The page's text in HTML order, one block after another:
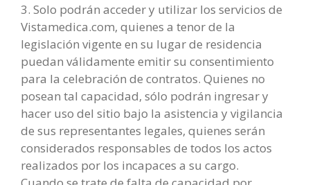
3. Solo podrán acceder y utilizar los servicios de
Vistamedica.com, quienes a tenor de la
legislación vigente en su lugar de residencia
puedan válidamente emitir su consentimiento
para la celebración de contratos. Quienes no
posean tal capacidad, sólo podrán ingresar y
hacer uso del sitio bajo la asistencia y vigilancia
de sus representantes legales, quienes serán
considerados responsables de todos los actos
realizados por los incapaces a su cargo.